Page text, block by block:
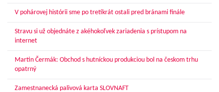
V pohárovej histórii sme po tretíkrát ostali pred bránami finále
Stravu si už objednáte z akéhokoľvek zariadenia s prístupom na
internet
Martin Čermák: Obchod s hutníckou produkciou bol na českom trhu
opatrný
Zamestnanecká palivová karta SLOVNAFT